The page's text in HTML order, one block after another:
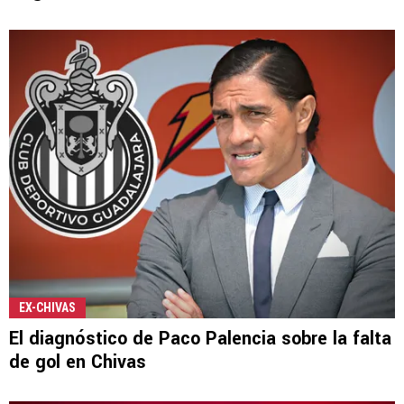
EX-CHIVAS
El diagnóstico de Paco Palencia sobre la falta
de gol en Chivas